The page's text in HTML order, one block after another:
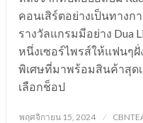
คอนเสิร์ตอย่างเป็นทางก
รางวัลแกรมมีอย่าง Dua
หนึ่งเซอร์ไพรส์ให้แฟนๆฝั่
พิเศษที่มาพร้อมสินค้าสุด
เลือกช็อป
Posted
พฤศจิกายน 15, 2024